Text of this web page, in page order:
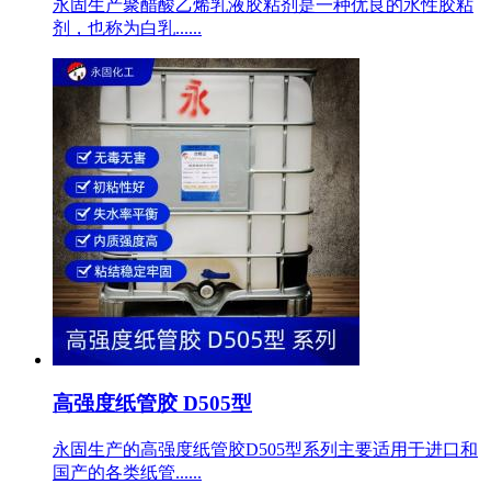
永固生产聚醋酸乙烯乳液胶粘剂是一种优良的水性胶粘
剂，也称为白乳......
高强度纸管胶 D505型
永固生产的高强度纸管胶D505型系列主要适用于进口和
国产的各类纸管......